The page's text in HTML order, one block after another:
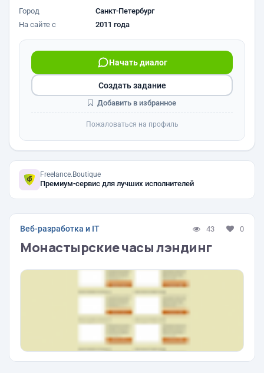
Город
Санкт-Петербург
На сайте с
2011 года
Начать диалог
Создать задание
Добавить в избранное
Пожаловаться на профиль
Freelance.Boutique
Премиум-сервис для лучших исполнителей
Веб-разработка и IT 43 0
Монастырские часы лэндинг